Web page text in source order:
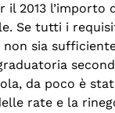
il 2013 l’importo
Se tutti i
non sia
da poco è
rate e la